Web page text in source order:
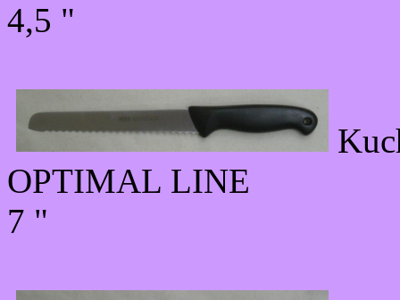
4,5 "
OPTIMAL LINE
7 "